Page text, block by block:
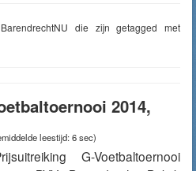
die zijn getagged met
2014,
leestijd: 6 sec)
G-Voetbaltoernooi